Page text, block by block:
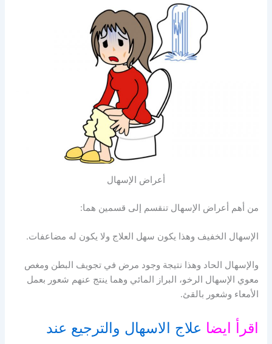
أعراض الإسهال
من أهم أعراض الإسهال تنقسم إلى قسمين هما:
الإسهال الخفيف وهذا يكون سهل العلاج ولا يكون له مضاعفات.
والإسهال الحاد وهذا نتيجة وجود مرض في تجويف البطن ومغص
معوي الإسهال الرخو، البراز المائي وهما ينتج عنهم شعور بعمل
الأمعاء وشعور بالقئ.
اقرأ ايضا علاج الاسهال والترجيع عند